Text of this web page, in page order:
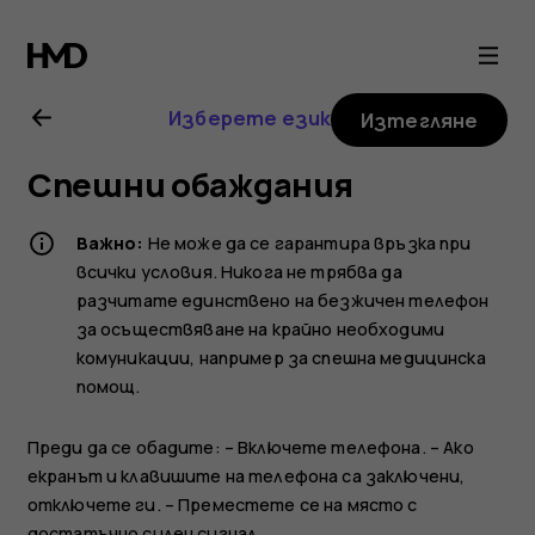
Ръководство
на
потребителя
за
Nokia
Изберете език Изтегляне
Спешни обаждания
Важно: Не може да се гарантира връзка при
всички условия. Никога не трябва да
разчитате единствено на безжичен телефон
за осъществяване на крайно необходими
комуникации, например за спешна медицинска
помощ.
Преди да се обадите: – Включете телефона. – Ако
екранът и клавишите на телефона са заключени,
отключете ги. – Преместете се на място с